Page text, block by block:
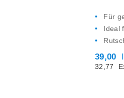
Für
Ideal
39,00
32,77